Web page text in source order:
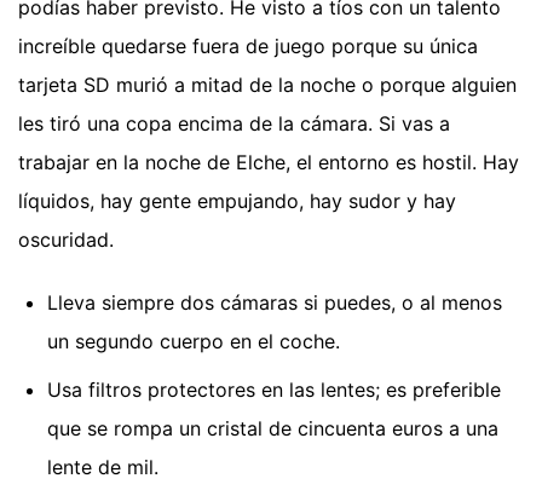
podías haber previsto. He visto a tíos con un talento
increíble quedarse fuera de juego porque su única
tarjeta SD murió a mitad de la noche o porque alguien
les tiró una copa encima de la cámara. Si vas a
trabajar en la noche de Elche, el entorno es hostil. Hay
líquidos, hay gente empujando, hay sudor y hay
oscuridad.
Lleva siempre dos cámaras si puedes, o al menos
un segundo cuerpo en el coche.
Usa filtros protectores en las lentes; es preferible
que se rompa un cristal de cincuenta euros a una
lente de mil.